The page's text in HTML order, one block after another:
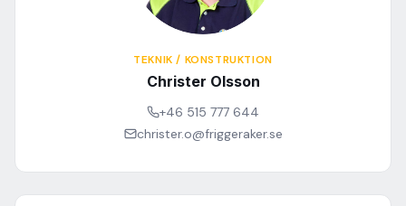
TEKNIK / KONSTRUKTION
Christer Olsson
+46 515 777 644
christer.o@friggeraker.se